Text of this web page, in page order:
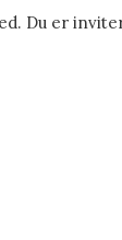
Du er